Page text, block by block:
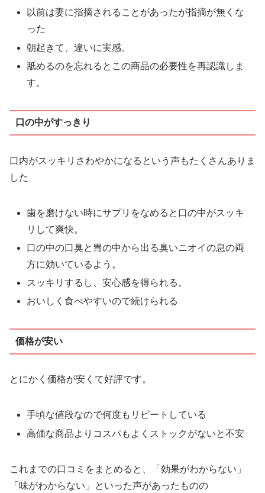
以前は妻に指摘されることがあったが指摘が無くな
った
朝起きて、違いに実感。
舐めるのを忘れるとこの商品の必要性を再認識しま
す。
口の中がすっきり
口内がスッキリさわやかになるという声もたくさんありま
した
歯を磨けない時にサプリをなめると口の中がスッキ
リして爽快。
口の中の口臭と胃の中から出る臭いニオイの息の両
方に効いているよう。
スッキリするし、安心感を得られる。
おいしく食べやすいので続けられる
価格が安い
とにかく価格が安くて好評です。
手頃な値段なので何度もリピートしている
高価な商品よりコスパもよくストックがないと不安
これまでの口コミをまとめると、「効果がわからない」
「味がわからない」といった声があったものの